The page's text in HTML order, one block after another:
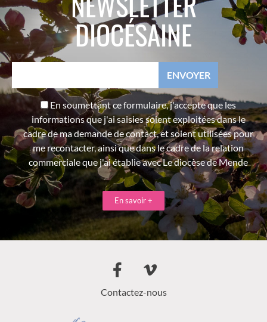
DIOCÉSAINE
En soumettant ce formulaire, j'accepte que les
informations que j'ai saisies soient exploitées dans le
cadre de ma demande de contact, et soient utilisées pour
me recontacter, ainsi que dans le cadre de la relation
commerciale que j'ai établie avec Le diocèse de Mende
En savoir +
Contactez-nous